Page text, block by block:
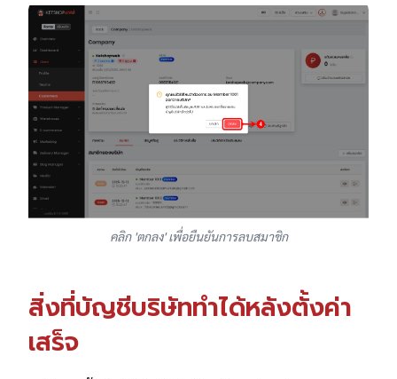
คลิก 'ตกลง' เพื่อยืนยันการลบสมาชิก
สิ่งที่บัญชีบริษัททำได้หลังตั้งค่า
เสร็จ